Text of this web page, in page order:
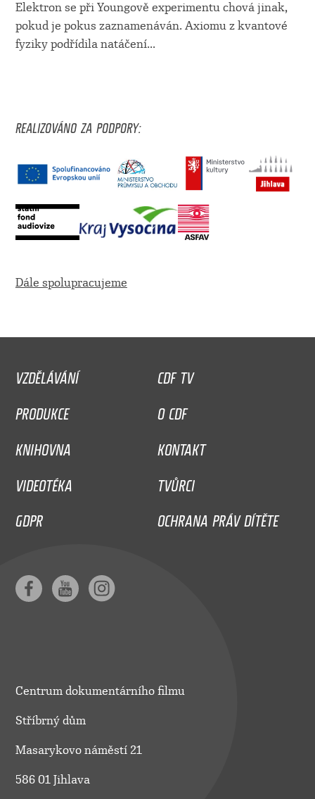
Elektron se při Youngově experimentu chová jinak,
pokud je pokus zaznamenáván. Axiomu z kvantové
fyziky podřídila natáčení...
REALIZOVÁNO ZA PODPORY:
Dále spolupracujeme
VZDĚLÁVÁNÍ
CDF TV
PRODUKCE
O CDF
KNIHOVNA
KONTAKT
VIDEOTÉKA
TVŮRCI
GDPR
OCHRANA PRÁV DÍTĚTE
Centrum dokumentárního filmu
Stříbrný dům
Masarykovo náměstí 21
586 01 Jihlava